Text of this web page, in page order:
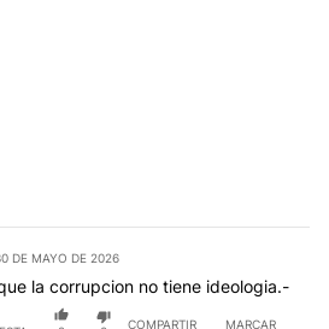
DE MAYO DE 2026
la corrupcion no tiene ideologia.-
COMPARTIR MARCAR